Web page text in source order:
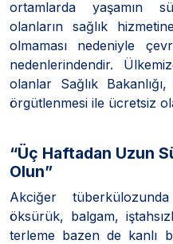
ortamlarda yaşamın
olanların sağlık
olmaması nedeniyle
nedenlerindendir.
olanlar Sağlık
örgütlenmesi ile ücretsiz
“Üç Haftadan Uzun
Olun”
Akciğer
öksürük, balgam,
terleme bazen de kanlı